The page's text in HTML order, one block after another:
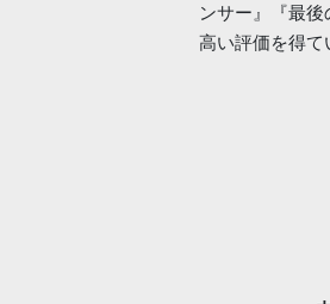
ンサー』『最
高い評価を得て